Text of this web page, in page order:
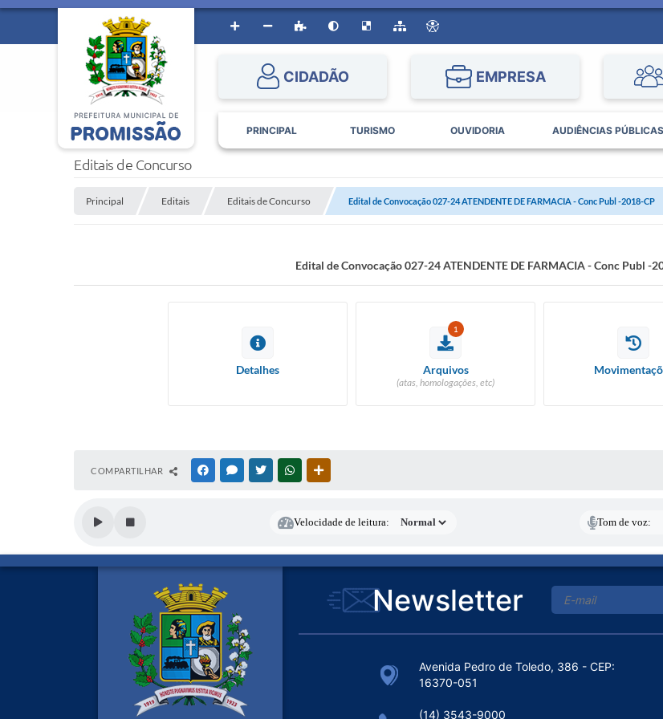
CIDADÃO EMPRESA
PRINCIPAL TURISMO OUVIDORIA AUDIÊNCIAS PÚBLICAS
Editais de Concurso
Principal Editais Editais de Concurso Edital de Convocação 027-24 ATENDENTE DE FARMACIA - Conc Publ -2018-CP
Edital de Convocação 027-24 ATENDENTE DE FARMACIA - Conc Publ -
Detalhes
1
Arquivos
(atas, homologações, etc)
COMPARTILHAR FACEBOOKMESSENGER
TWITTERWHATSAPP
Velocidade de leitura: Tom de voz:
Newsletter
Avenida Pedro de Toledo, 386 - CEP:
16370-051
(14) 3543-9000